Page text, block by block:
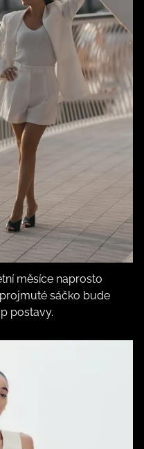
měsíce naprosto
sáčko bude
postavy.